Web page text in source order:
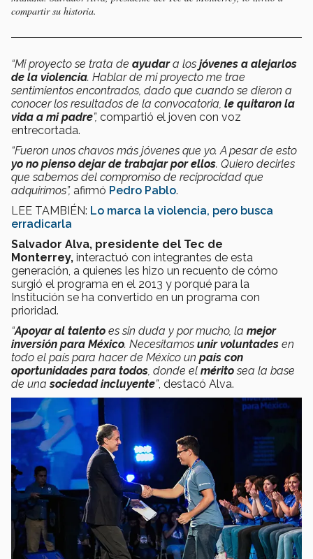
compartir su historia.
“Mi proyecto se trata de ayudara los jóvenes a alejarlos
de la violencia. Hablar de mi proyecto me trae
sentimientos encontrados, dado que cuando se dieron a
conocer los resultados de la convocatoria, le quitaron la
vida a mi padre”, compartió el joven con voz
entrecortada.
“Fueron unos chavos más jóvenes que yo. A pesar de esto
yo no pienso dejar de trabajar por ellos. Quiero decirles
que sabemos del compromiso de reciprocidad que
adquirimos”, afirmó Pedro Pablo.
LEE TAMBIÉN: Lo marca la violencia, pero busca
erradicarla
Salvador Alva, presidente del Tec de
Monterrey, interactuó con integrantes de esta
generación, a quienes les hizo un recuento de cómo
surgió el programa en el 2013 y porqué para la
Institución se ha convertido en un programa con
prioridad.
“Apoyar al talento es sin duda y por mucho, la mejor
inversión para México. Necesitamos unir voluntades en
todo el país para hacer de México un país con
oportunidades para todos, donde el méritosea la base
de unasociedad incluyente”, destacó Alva.